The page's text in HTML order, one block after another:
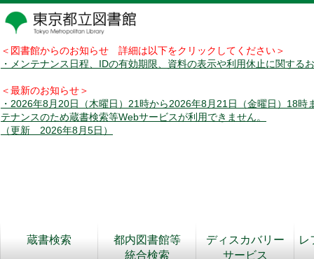
＜図書館からのお知らせ 詳細は以下をクリックしてください＞
・メンテナンス日程、IDの有効期限、資料の表示や利用休止に関する
＜最新のお知らせ＞
・2026年8月20日（木曜日）21時から2026年8月21日（金曜日）18時
テナンスのため蔵書検索等Webサービスが利用できません。
（更新 2026年8月5日）
蔵書検索
都内図書館等
統合検索
ディスカバリー
サービス
レ